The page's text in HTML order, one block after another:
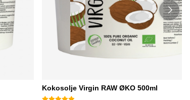
Kokosolje Virgin RAW ØKO 500ml